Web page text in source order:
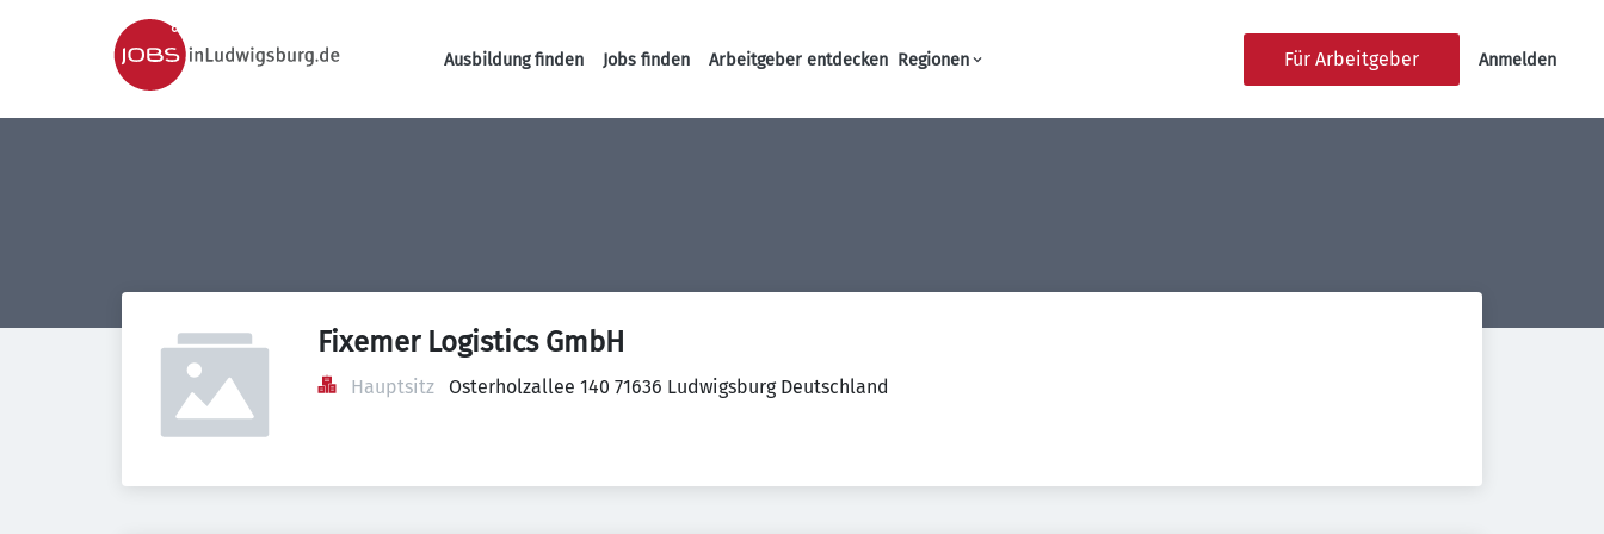
Haupt-Navigation
Ausbildung finden Jobs finden Arbeitgeber entdecken Regionen Für Arbeitgeber Anmelden
Fixemer Logistics GmbH
Hauptsitz Osterholzallee 140 71636 Ludwigsburg Deutschland